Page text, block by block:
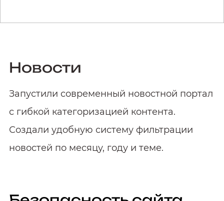
Новости
Запустили современный новостной портал
с гибкой категоризацией контента.
Создали удобную систему фильтрации
новостей по месяцу, году и теме.